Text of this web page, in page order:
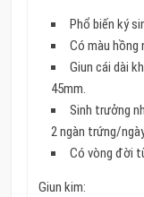
Phổ biến ký
Có màu hồng
Giun cái dài
45mm.
Sinh trưởng
2 ngàn trứng/
Có vòng đời
Giun kim: